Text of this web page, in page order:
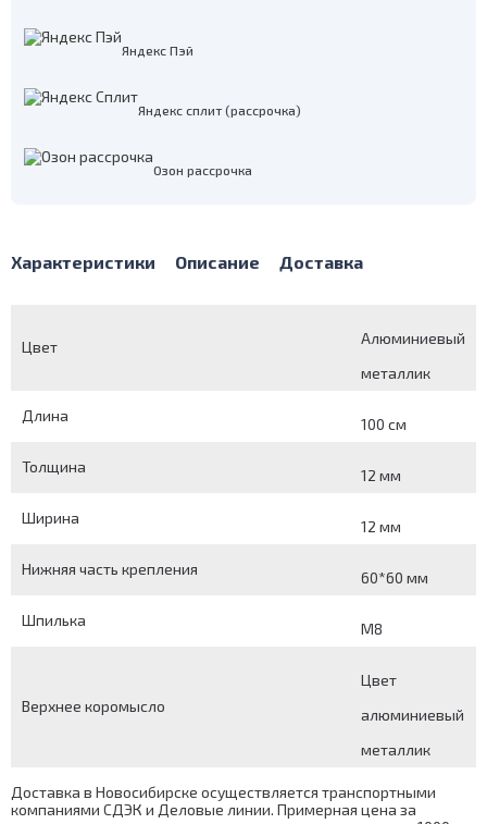
Яндекс Пэй
Яндекс сплит (рассрочка)
Озон рассрочка
Характеристики Описание Доставка
Цвет
Алюминиевый
металлик
Длина 100 см
Толщина 12 мм
Ширина 12 мм
Нижняя часть крепления 60*60 мм
Шпилька М8
Верхнее коромысло
Цвет
алюминиевый
металлик
Доставка в Новосибирске осуществляется транспортными
компаниями СДЭК и Деловые линии. Примерная цена за